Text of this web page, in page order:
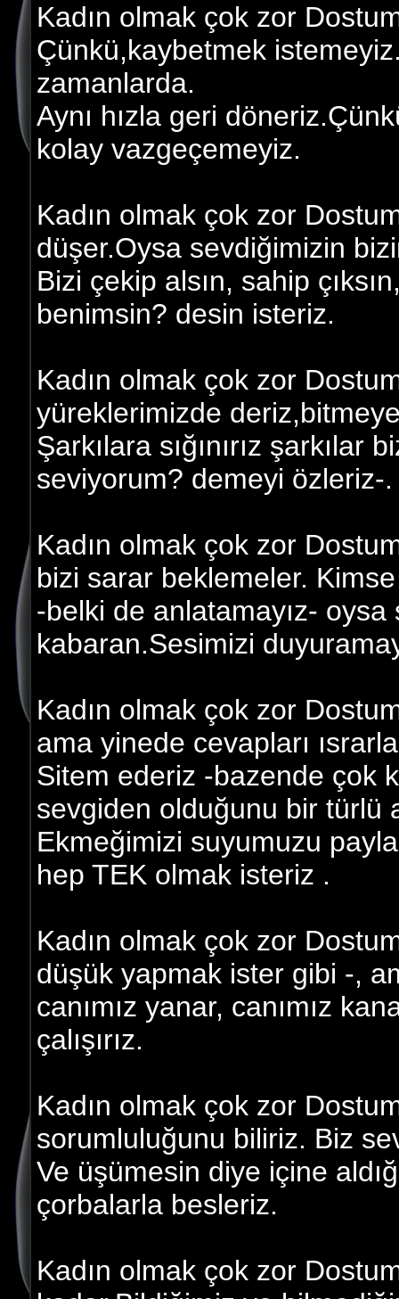
Kadın olmak çok zor
Çünkü,kaybetmek
zamanlarda.
Aynı hızla geri
kolay vazgeçemeyiz.
Kadın olmak çok zor
düşer.Oysa sevdiğimizin
Bizi çekip alsın, sahip
benimsin? desin isteriz.
Kadın olmak çok zor
yüreklerimizde
Şarkılara sığınırız şarkılar
seviyorum? demeyi özleriz-.
Kadın olmak çok zor
bizi sarar beklemeler.
-belki de anlatamayız- oysa
kabaran.Sesimizi
Kadın olmak çok zor
ama yinede cevapları
Sitem ederiz -bazende çok
sevgiden olduğunu bir türlü
Ekmeğimizi suyumuzu
hep TEK olmak isteriz .
Kadın olmak çok zor
düşük yapmak ister gibi -,
canımız yanar, canımız
çalışırız.
Kadın olmak çok zor
sorumluluğunu biliriz. Biz
Ve üşümesin diye içine
çorbalarla besleriz.
Kadın olmak çok zor